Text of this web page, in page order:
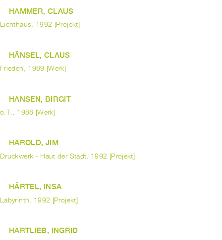
HAMMER, CLAUS
Lichthaus, 1992 [Projekt]
HÄNSEL, CLAUS
Frieden, 1989 [Werk]
HANSEN, BIRGIT
o.T., 1988 [Werk]
HAROLD, JIM
Druckwerk - Haut der Stadt, 1992 [Projekt]
HÄRTEL, INSA
Labyrinth, 1992 [Projekt]
HARTLIEB, INGRID